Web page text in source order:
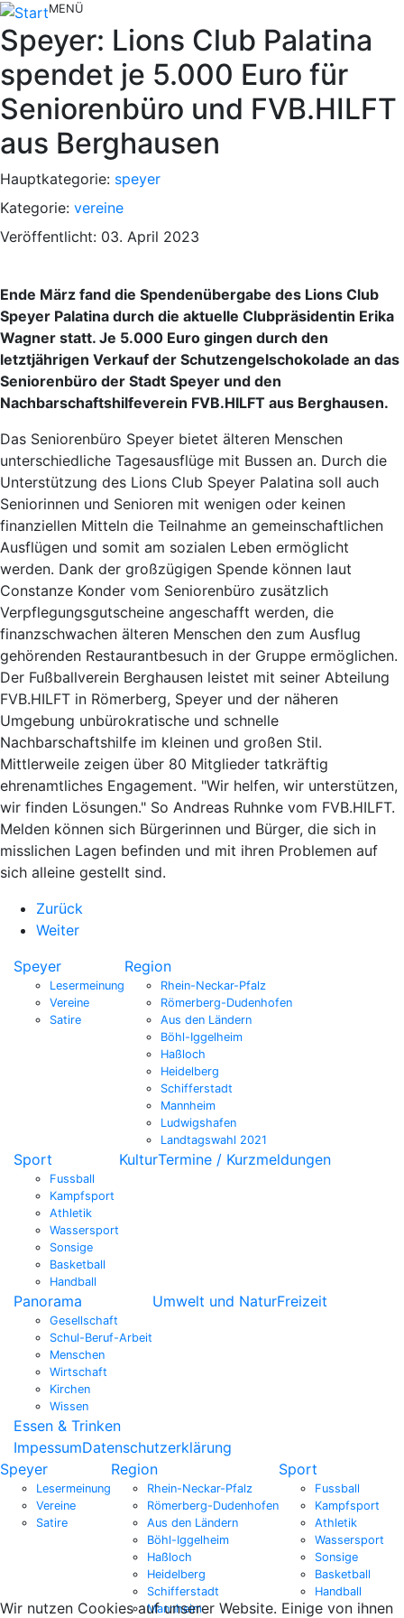
MENÜ
Speyer: Lions Club Palatina
spendet je 5.000 Euro für
Seniorenbüro und FVB.HILFT
aus Berghausen
Hauptkategorie: speyer
Kategorie: vereine
Veröffentlicht: 03. April 2023
Ende März fand die Spendenübergabe des Lions Club
Speyer Palatina durch die aktuelle Clubpräsidentin Erika
Wagner statt. Je 5.000 Euro gingen durch den
letztjährigen Verkauf der Schutzengelschokolade an das
Seniorenbüro der Stadt Speyer und den
Nachbarschaftshilfeverein FVB.HILFT aus Berghausen.
Das Seniorenbüro Speyer bietet älteren Menschen
unterschiedliche Tagesausflüge mit Bussen an. Durch die
Unterstützung des Lions Club Speyer Palatina soll auch
Seniorinnen und Senioren mit wenigen oder keinen
finanziellen Mitteln die Teilnahme an gemeinschaftlichen
Ausflügen und somit am sozialen Leben ermöglicht
werden. Dank der großzügigen Spende können laut
Constanze Konder vom Seniorenbüro zusätzlich
Verpflegungsgutscheine angeschafft werden, die
finanzschwachen älteren Menschen den zum Ausflug
gehörenden Restaurantbesuch in der Gruppe ermöglichen.
Der Fußballverein Berghausen leistet mit seiner Abteilung
FVB.HILFT in Römerberg, Speyer und der näheren
Umgebung unbürokratische und schnelle
Nachbarschaftshilfe im kleinen und großen Stil.
Mittlerweile zeigen über 80 Mitglieder tatkräftig
ehrenamtliches Engagement. "Wir helfen, wir unterstützen,
wir finden Lösungen." So Andreas Ruhnke vom FVB.HILFT.
Melden können sich Bürgerinnen und Bürger, die sich in
misslichen Lagen befinden und mit ihren Problemen auf
sich alleine gestellt sind.
Zurück
Weiter
Speyer
Lesermeinung
Vereine
Satire
Region
Rhein-Neckar-Pfalz
Römerberg-Dudenhofen
Aus den Ländern
Böhl-Iggelheim
Haßloch
Heidelberg
Schifferstadt
Mannheim
Ludwigshafen
Landtagswahl 2021
Sport
Fussball
Kampfsport
Athletik
Wassersport
Sonsige
Basketball
Handball
KulturTermine / Kurzmeldungen
Panorama
Gesellschaft
Schul-Beruf-Arbeit
Menschen
Wirtschaft
Kirchen
Wissen
Umwelt und NaturFreizeit
Essen & Trinken
ImpessumDatenschutzerklärung
Speyer
Lesermeinung
Vereine
Satire
Region
Rhein-Neckar-Pfalz
Römerberg-Dudenhofen
Aus den Ländern
Böhl-Iggelheim
Haßloch
Heidelberg
Schifferstadt
Mannheim
Sport
Fussball
Kampfsport
Athletik
Wassersport
Sonsige
Basketball
Handball
Wir nutzen Cookies auf unserer Website. Einige von ihnen